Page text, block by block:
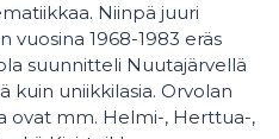
Niinpä juuri
vuosina 1968-1983 eräs
suunnitteli Nuutajärvellä
kuin uniikkilasia. Orvolan
ovat mm. Helmi-, Herttua-,